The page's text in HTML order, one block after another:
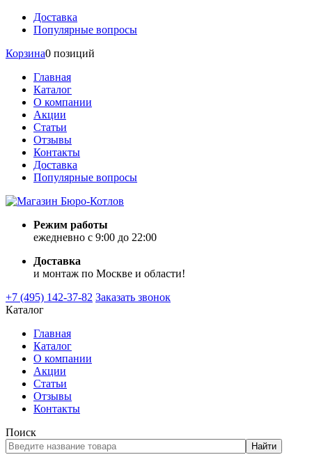
Доставка
Популярные вопросы
Корзина0 позиций
Главная
Каталог
О компании
Акции
Статьи
Отзывы
Контакты
Доставка
Популярные вопросы
Режим работы
ежедневно с 9:00 до 22:00
Доставка
и монтаж по Москве и области!
+7 (495) 142-37-82 Заказать звонок
Каталог
Главная
Каталог
О компании
Акции
Статьи
Отзывы
Контакты
Поиск
Найти